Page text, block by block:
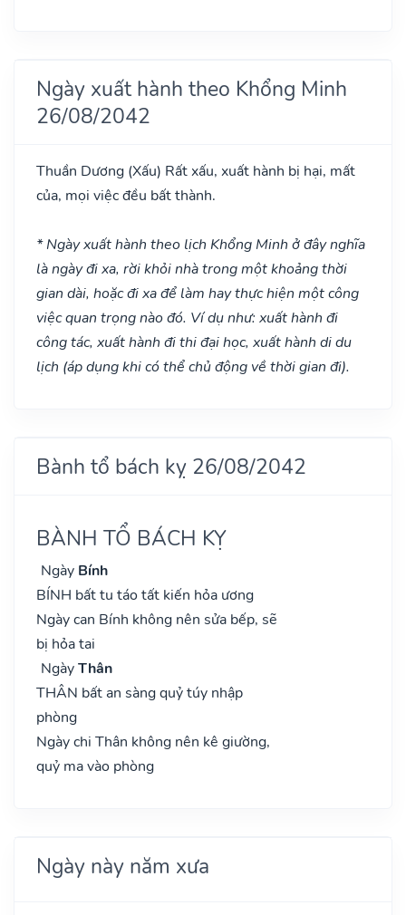
Ngày xuất hành theo Khổng Minh
26/08/2042
Thuần Dương (Xấu) Rất xấu, xuất hành bị hại, mất
của, mọi việc đều bất thành.
* Ngày xuất hành theo lịch Khổng Minh ở đây nghĩa
là ngày đi xa, rời khỏi nhà trong một khoảng thời
gian dài, hoặc đi xa để làm hay thực hiện một công
việc quan trọng nào đó. Ví dụ như: xuất hành đi
công tác, xuất hành đi thi đại học, xuất hành di du
lịch (áp dụng khi có thể chủ động về thời gian đi).
Bành tổ bách kỵ 26/08/2042
BÀNH TỔ BÁCH KỴ
Ngày Bính
BÍNH bất tu táo tất kiến hỏa ương
Ngày can Bính không nên sửa bếp, sẽ
bị hỏa tai
NgàyThân
THÂN bất an sàng quỷ túy nhập
phòng
Ngày chi Thân không nên kê giường,
quỷ ma vào phòng
Ngày này năm xưa